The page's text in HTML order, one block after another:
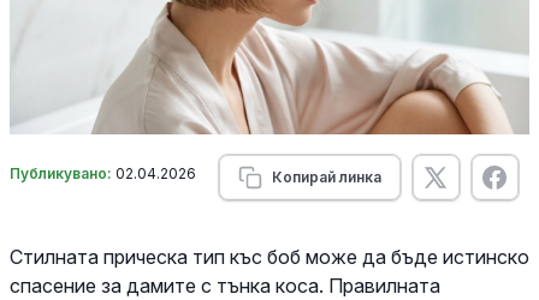
Публикувано: 02.04.2026 Копирай линка
Стилната прическа тип къс боб може да бъде истинско
спасение за дамите с тънка коса. Правилната